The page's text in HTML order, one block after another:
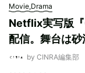
Movie,Drama
Netflix実写版
配信。舞台は
by CINRA編集部